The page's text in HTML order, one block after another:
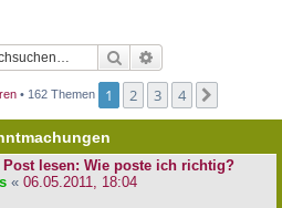
Suche
• 162 Themen 1 2 3 4
Post lesen: Wie poste ich richtig?
« 06.05.2011, 18:04